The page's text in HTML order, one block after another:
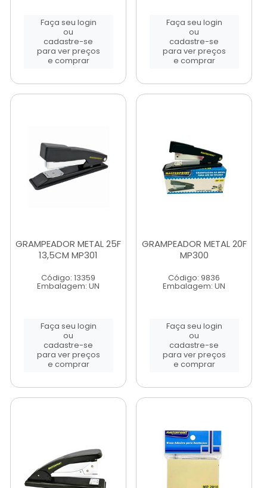
Faça seu login
ou
cadastre-se
para ver preços
e comprar
Faça seu login
ou
cadastre-se
para ver preços
e comprar
GRAMPEADOR METAL 25F
13,5CM MP301
Código: 13359
Embalagem: UN
Faça seu login
ou
cadastre-se
para ver preços
e comprar
GRAMPEADOR METAL 20F
MP300
Código: 9836
Embalagem: UN
Faça seu login
ou
cadastre-se
para ver preços
e comprar